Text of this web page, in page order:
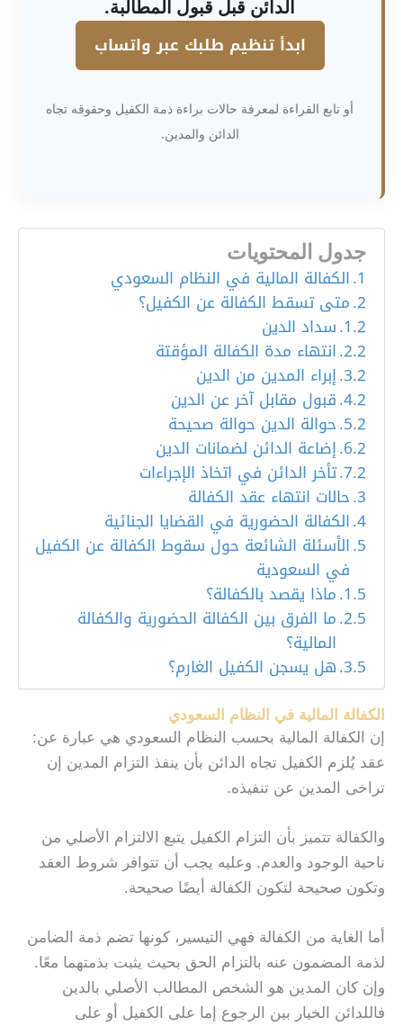
الدائن قبل قبول المطالبة.
ابدأ تنظيم طلبك عبر واتساب
أو تابع القراءة لمعرفة حالات براءة ذمة الكفيل وحقوقه تجاه
الدائن والمدين.
جدول المحتويات
الكفالة المالية في النظام السعودي
متى تسقط الكفالة عن الكفيل؟
سداد الدين
انتهاء مدة الكفالة المؤقتة
إبراء المدين من الدين
قبول مقابل آخر عن الدين
حوالة الدين حوالة صحيحة
إضاعة الدائن لضمانات الدين
تأخر الدائن في اتخاذ الإجراءات
حالات انتهاء عقد الكفالة
الكفالة الحضورية في القضايا الجنائية
الأسئلة الشائعة حول سقوط الكفالة عن الكفيل
في السعودية
ماذا يقصد بالكفالة؟
ما الفرق بين الكفالة الحضورية والكفالة
المالية؟
هل يسجن الكفيل الغارم؟
الكفالة المالية في النظام السعودي
إن الكفالة المالية بحسب النظام السعودي هي عبارة عن:
عقد يُلزم الكفيل تجاه الدائن بأن ينفذ التزام المدين إن
تراخى المدين عن تنفيذه.
والكفالة تتميز بأن التزام الكفيل يتبع الالتزام الأصلي من
ناحية الوجود والعدم. وعليه يجب أن تتوافر شروط العقد
وتكون صحيحة لتكون الكفالة أيضًا صحيحة.
أما الغاية من الكفالة فهي التيسير، كونها تضم ذمة الضامن
لذمة المضمون عنه بالتزام الحق بحيث يثبت بذمتهما معًا.
وإن كان المدين هو الشخص المطالب الأصلي بالدين
فاللدائن الخيار بين الرجوع إما على الكفيل أو على